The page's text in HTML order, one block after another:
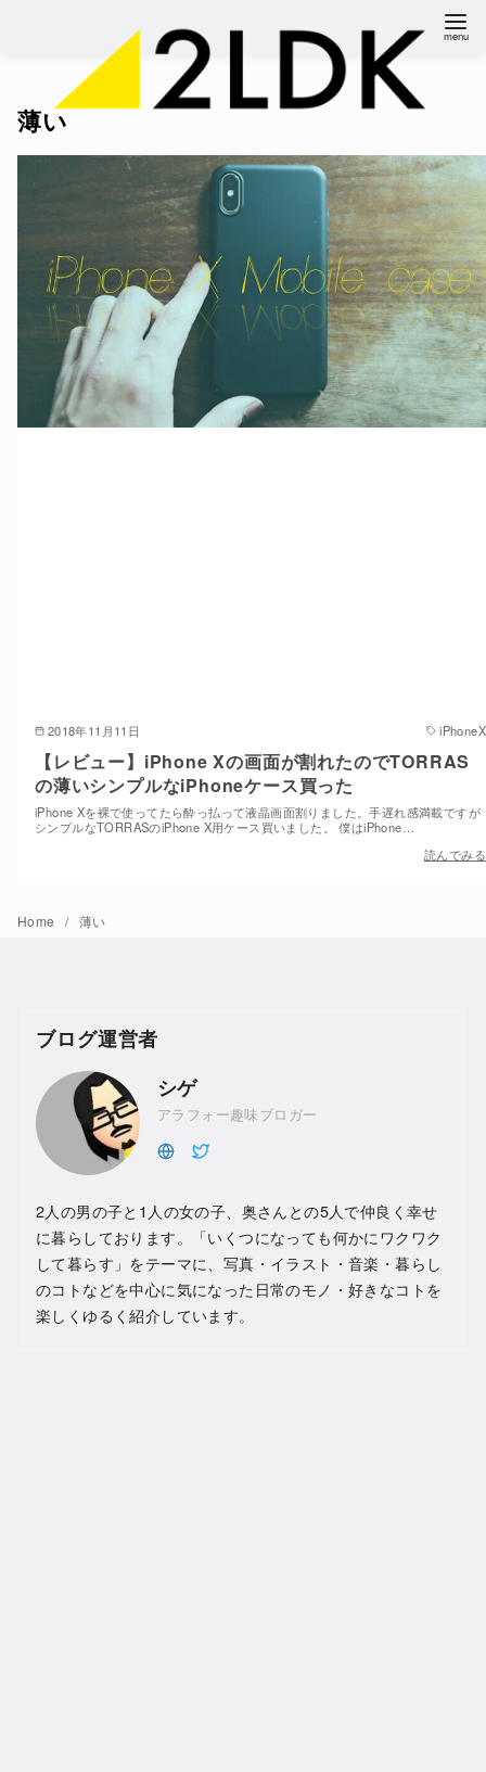
薄い
2018年11月11日 iPhoneX
【レビュー】iPhone Xの画面が割れたのでTORRAS
の薄いシンプルなiPhoneケース買った
iPhone Xを裸で使ってたら酔っ払って液晶画面割りました。手遅れ感満載ですが
シンプルなTORRASのiPhone X用ケース買いました。 僕はiPhone…
読んでみる
Home 薄い
ブログ運営者
シゲ
アラフォー趣味ブロガー
2人の男の子と1人の女の子、奥さんとの5人で仲良く幸せ
に暮らしております。「いくつになっても何かにワクワク
して暮らす」をテーマに、写真・イラスト・音楽・暮らし
のコトなどを中心に気になった日常のモノ・好きなコトを
楽しくゆるく紹介しています。